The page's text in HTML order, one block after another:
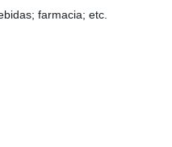
farmacia; etc.